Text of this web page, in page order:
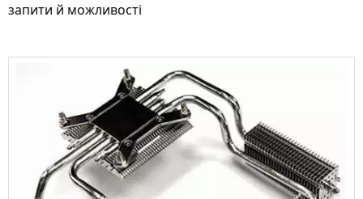
запити й можливості